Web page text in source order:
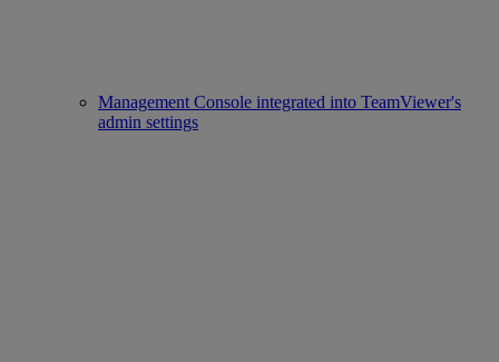
Management Console integrated into TeamViewer's
admin settings